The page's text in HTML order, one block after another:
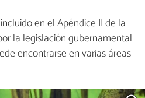
en el Apéndice II de la
la legislación gubernamental
encontrarse en varias áreas